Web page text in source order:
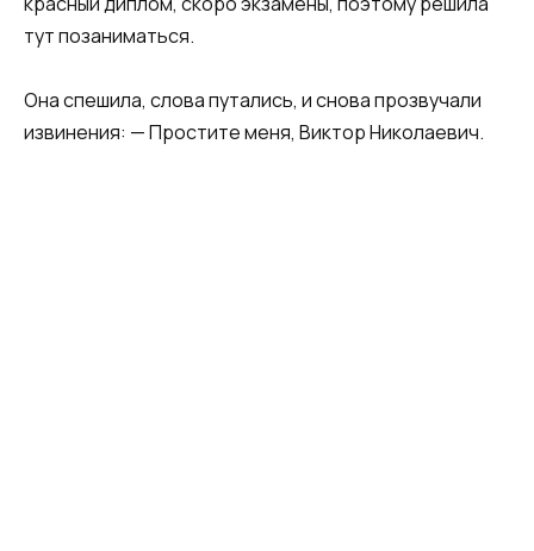
тут позаниматься.
Она спешила, слова путались, и снова прозвучали
извинения: — Простите меня, Виктор Николаевич.